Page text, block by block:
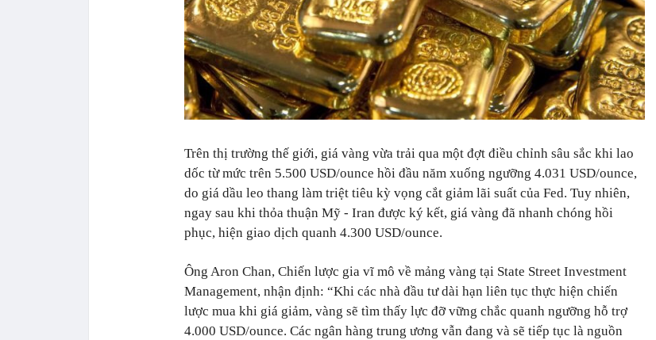
Trên thị trường thế giới, giá vàng vừa trải qua một đợt điều chỉnh sâu sắc khi lao
dốc từ mức trên 5.500 USD/ounce hồi đầu năm xuống ngưỡng 4.031 USD/ounce,
do giá dầu leo thang làm triệt tiêu kỳ vọng cắt giảm lãi suất của Fed. Tuy nhiên,
ngay sau khi thỏa thuận Mỹ - Iran được ký kết, giá vàng đã nhanh chóng hồi
phục, hiện giao dịch quanh 4.300 USD/ounce.
Ông Aron Chan, Chiến lược gia vĩ mô về mảng vàng tại State Street Investment
Management, nhận định: “Khi các nhà đầu tư dài hạn liên tục thực hiện chiến
lược mua khi giá giảm, vàng sẽ tìm thấy lực đỡ vững chắc quanh ngưỡng hỗ trợ
4.000 USD/ounce. Các ngân hàng trung ương vẫn đang và sẽ tiếp tục là nguồn